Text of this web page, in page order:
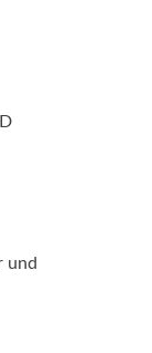
und